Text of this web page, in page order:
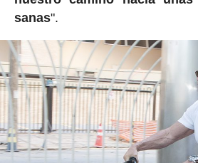
sanas".